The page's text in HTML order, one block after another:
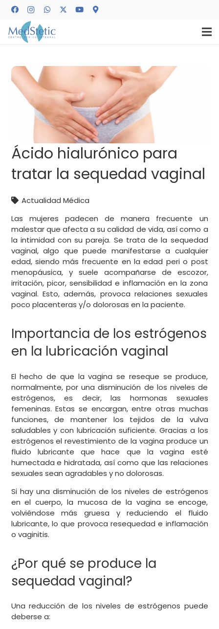
Ácido hialurónico para
tratar la sequedad vaginal
Actualidad Médica
Las mujeres padecen de manera frecuente un
malestar que afecta a su calidad de vida, así como a
la intimidad con su pareja. Se trata de la sequedad
vaginal, algo que puede manifestarse a cualquier
edad, siendo más frecuente en la edad peri o post
menopáusica, y suele acompañarse de escozor,
irritación, picor, sensibilidad e inflamación en la zona
vaginal. Esto, además, provoca relaciones sexuales
poco placenteras y/o dolorosas en la paciente.
Importancia de los estrógenos
en la lubricación vaginal
El hecho de que la vagina se reseque se produce,
normalmente, por una disminución de los niveles de
estrógenos, es decir, las hormonas sexuales
femeninas. Estas se encargan, entre otras muchas
funciones, de mantener los tejidos de la vulva
saludables y con lubricación suficiente. Gracias a los
estrógenos el revestimiento de la vagina produce un
fluido lubricante que hace que la vagina esté
humectada e hidratada, así como que las relaciones
sexuales sean agradables y no dolorosas.
Si hay una disminución de los niveles de estrógenos
en el cuerpo, la mucosa de la vagina se encoge,
volviéndose más gruesa y reduciendo el fluido
lubricante, lo que provoca resequedad e inflamación
o vaginitis.
¿Por qué se produce la
sequedad vaginal?
Una reducción de los niveles de estrógenos puede
deberse a: